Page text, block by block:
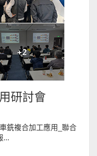
研討會
銑複合加工應用_聯合
...